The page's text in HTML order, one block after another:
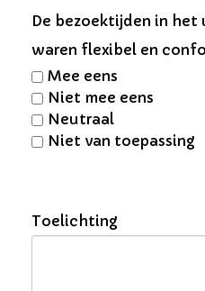
De bezoektijden in
waren flexibel en
Mee eens
Niet mee eens
Neutraal
Niet van toepassing
Toelichting